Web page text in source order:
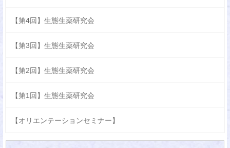
【第4回】生態生薬研究会
【第3回】生態生薬研究会
【第2回】生態生薬研究会
【第1回】生態生薬研究会
【オリエンテーションセミナー】